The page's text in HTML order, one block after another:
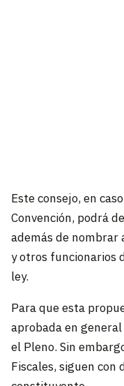
Este consejo, en
Convención, podrá
además de nombrar
y otros funcionarios
ley.
Para que esta
aprobada en
el Pleno. Sin
Fiscales, siguen